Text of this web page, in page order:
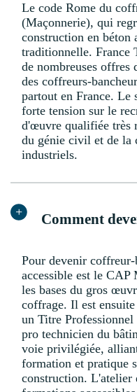
Le code Rome du
(Maçonnerie), qui
construction en béton
traditionnelle. France
de nombreuses offres
des coffreurs-
partout en France. Le
forte tension sur le
d'œuvre qualifiée très
du génie civil et de la
industriels.
Comment
Pour devenir
accessible est le
les bases du gros
coffrage. Il est
un Titre
pro technicien du
voie privilégiée,
formation et pratique
construction. L'atelier